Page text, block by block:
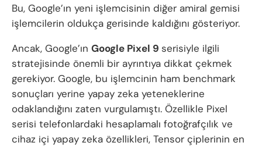
Bu, Google’ın yeni işlemcisinin diğer amiral gemisi
işlemcilerin oldukça gerisinde kaldığını gösteriyor.
Ancak, Google’ın Google Pixel 9 serisiyle ilgili
stratejisinde önemli bir ayrıntıya dikkat çekmek
gerekiyor. Google, bu işlemcinin ham benchmark
sonuçları yerine yapay zeka yeteneklerine
odaklandığını zaten vurgulamıştı. Özellikle Pixel
serisi telefonlardaki hesaplamalı fotoğrafçılık ve
cihaz içi yapay zeka özellikleri, Tensor çiplerinin en